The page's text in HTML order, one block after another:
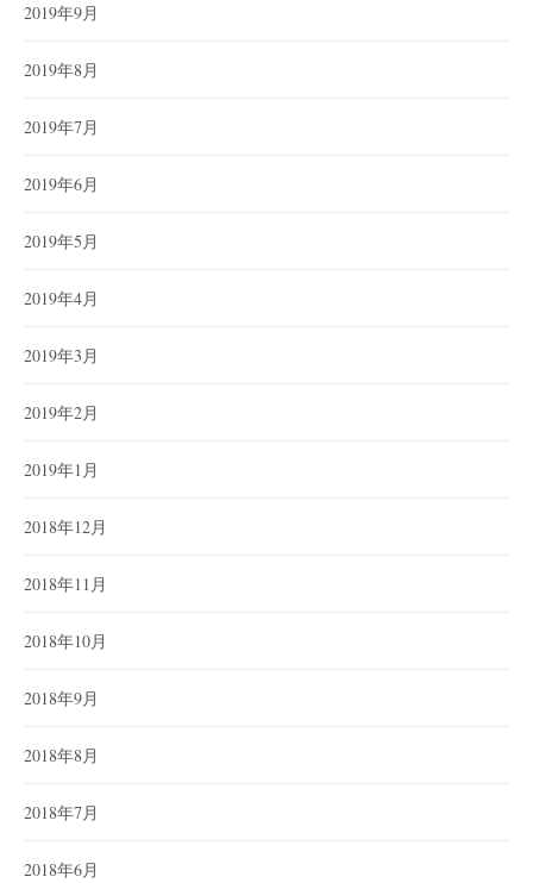
2019年9月
2019年8月
2019年7月
2019年6月
2019年5月
2019年4月
2019年3月
2019年2月
2019年1月
2018年12月
2018年11月
2018年10月
2018年9月
2018年8月
2018年7月
2018年6月